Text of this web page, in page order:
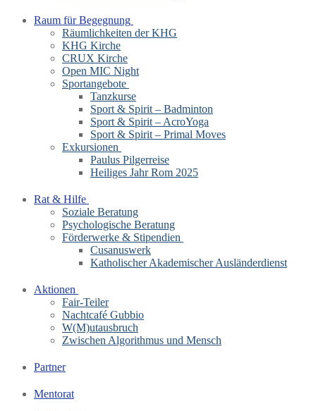
Raum für Begegnung
Räumlichkeiten der KHG
KHG Kirche
CRUX Kirche
Open MIC Night
Sportangebote
Tanzkurse
Sport & Spirit – Badminton
Sport & Spirit – AcroYoga
Sport & Spirit – Primal Moves
Exkursionen
Paulus Pilgerreise
Heiliges Jahr Rom 2025
Rat & Hilfe
Soziale Beratung
Psychologische Beratung
Förderwerke & Stipendien
Cusanuswerk
Katholischer Akademischer Ausländerdienst
Aktionen
Fair-Teiler
Nachtcafé Gubbio
W(M)utausbruch
Zwischen Algorithmus und Mensch
Partner
Mentorat